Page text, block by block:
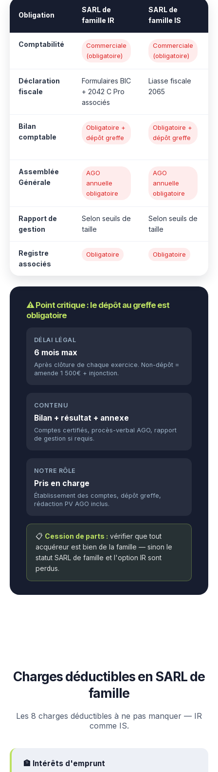
Obligation
SARL de
famille IR
SARL de
famille IS
Comptabilité
Commerciale
(obligatoire)
Commerciale
(obligatoire)
Déclaration
fiscale
Formulaires BIC
+ 2042 C Pro
associés
Liasse fiscale
2065
Bilan
comptable
Obligatoire +
dépôt greffe
Obligatoire +
dépôt greffe
Assemblée
Générale
AGO
annuelle
obligatoire
AGO
annuelle
obligatoire
Rapport de
gestion
Selon seuils de
taille
Selon seuils de
taille
Registre
associés
Obligatoire Obligatoire
⚠️ Point critique : le dépôt au greffe est
obligatoire
DÉLAI LÉGAL
6 mois max
Après clôture de chaque exercice. Non-dépôt =
amende 1 500€ + injonction.
CONTENU
Bilan + résultat + annexe
Comptes certifiés, procès-verbal AGO, rapport
de gestion si requis.
NOTRE RÔLE
Pris en charge
Établissement des comptes, dépôt greffe,
rédaction PV AGO inclus.
📋 Cession de parts : vérifier que tout
acquéreur est bien de la famille — sinon le
statut SARL de famille et l'option IR sont
perdus.
Charges déductibles en SARL de
famille
Les 8 charges déductibles à ne pas manquer — IR
comme IS.
🏦 Intérêts d'emprunt